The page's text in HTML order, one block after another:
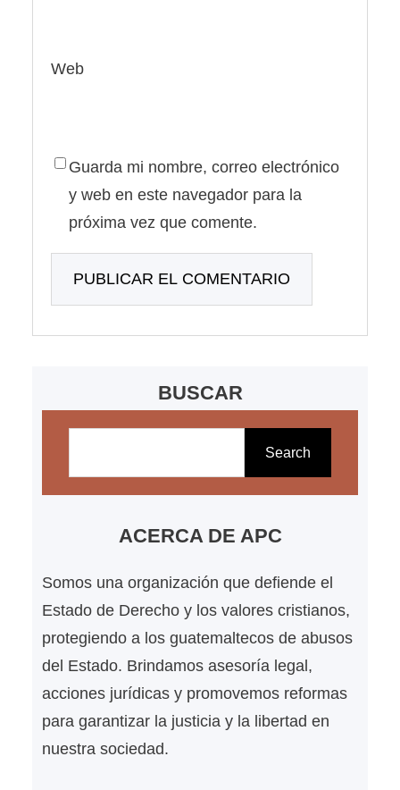
Web
Guarda mi nombre, correo electrónico
y web en este navegador para la
próxima vez que comente.
BUSCAR
Search
ACERCA DE APC
Somos una organización que defiende el
Estado de Derecho y los valores cristianos,
protegiendo a los guatemaltecos de abusos
del Estado. Brindamos asesoría legal,
acciones jurídicas y promovemos reformas
para garantizar la justicia y la libertad en
nuestra sociedad.